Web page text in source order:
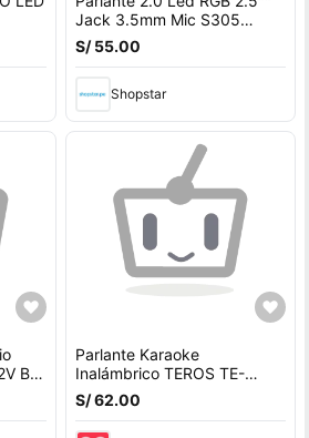
Jack 3.5mm Mic S305
Luxor Micronics
S/ 55.00
Shopstar
BT
Parlante Karaoke
Inalámbrico TEROS TE-
6013N BT 54 10W USB
Iluminación LED
S/ 62.00